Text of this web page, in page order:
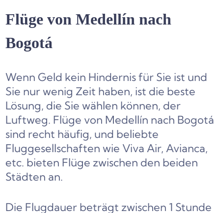
Flüge von Medellín nach
Bogotá
Wenn Geld kein Hindernis für Sie ist und
Sie nur wenig Zeit haben, ist die beste
Lösung, die Sie wählen können, der
Luftweg. Flüge von Medellín nach Bogotá
sind recht häufig, und beliebte
Fluggesellschaften wie Viva Air, Avianca,
etc. bieten Flüge zwischen den beiden
Städten an.
Die Flugdauer beträgt zwischen 1 Stunde